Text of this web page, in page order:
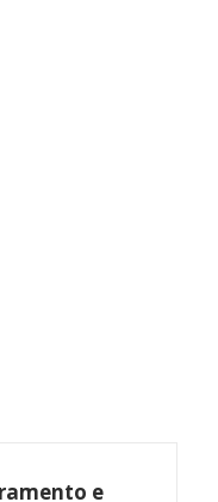
e